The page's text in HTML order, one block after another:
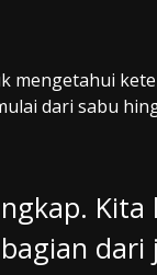
mengetahui
dari sabu
Kita
dari